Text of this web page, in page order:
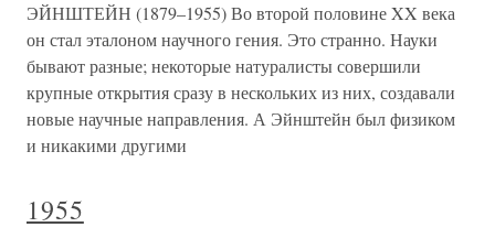
ЭЙНШТЕЙН (1879–1955) Во второй половине XX века
он стал эталоном научного гения. Это странно. Науки
бывают разные; некоторые натуралисты совершили
крупные открытия сразу в нескольких из них, создавали
новые научные направления. А Эйнштейн был физиком
и никакими другими
1955